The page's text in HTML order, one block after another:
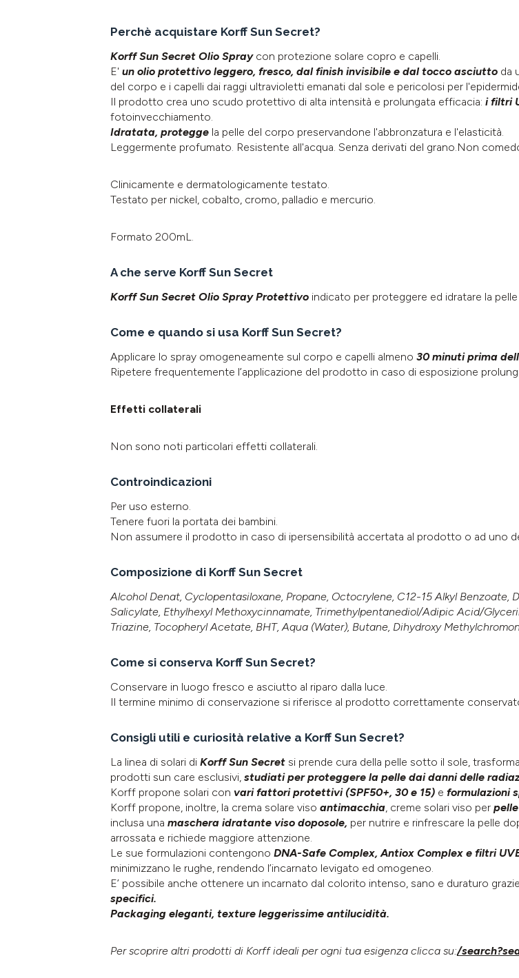
Perchè acquistare Korff Sun Secret?
Korff Sun Secret Olio Spray con protezione solare copro e capelli.
E' un olio protettivo leggero, fresco, dal finish invisibile e dal tocco asciutto da
del corpo e i capelli dai raggi ultravioletti emanati dal sole e pericolosi per
Il prodotto crea uno scudo protettivo di alta intensità e prolungata efficacia: ifiltri
fotoinvecchiamento.
Idratata, protegge la pelle del corpo preservandone l'abbronzatura e l'elasticità.
Leggermente profumato. Resistente all'acqua. Senza derivati del grano.Non
Clinicamente e dermatologicamente testato.
Testato per nickel, cobalto, cromo, palladio e mercurio.
Formato 200mL.
A che serve Korff Sun Secret
Korff Sun Secret Olio Spray Protettivo indicato per proteggere ed idratare la
Come e quando si usa Korff Sun Secret?
Applicare lo spray omogeneamente sul corpo e capelli almeno 30 minuti prima
Ripetere frequentemente l’applicazione del prodotto in caso di esposizione
Effetti collaterali
Non sono noti particolari effetti collaterali.
Controindicazioni
Per uso esterno.
Tenere fuori la portata dei bambini.
Non assumere il prodotto in caso di ipersensibilità accertata al prodotto o ad uno
Composizione di Korff Sun Secret
Alcohol Denat, Cyclopentasiloxane, Propane, Octocrylene, C12-15 Alkyl
Salicylate, Ethylhexyl Methoxycinnamate, Trimethylpentanediol/Adipic Acid/
Triazine, Tocopheryl Acetate, BHT, Aqua (Water), Butane, Dihydroxy
Come si conserva Korff Sun Secret?
Conservare in luogo fresco e asciutto al riparo dalla luce.
Il termine minimo di conservazione si riferisce al prodotto correttamente
Consigli utili e curiosità relative a Korff Sun Secret?
La linea di solari di Korff Sun Secret si prende cura della pelle sotto il sole,
prodotti sun care esclusivi, studiati per proteggere la pelle dai danni delle
Korff propone solari con vari fattori protettivi (SPF50+, 30 e 15) e formulazioni
Korff propone, inoltre, la crema solare viso antimacchia, creme solari viso per
inclusa una maschera idratante viso doposole, per nutrire e rinfrescare la pelle
arrossata e richiede maggiore attenzione.
Le sue formulazioni contengono DNA-Safe Complex, Antiox Complex e filtri
minimizzano le rughe, rendendo l’incarnato levigato ed omogeneo.
E’ possibile anche ottenere un incarnato dal colorito intenso, sano e duraturo
specifici.
Packaging eleganti, texture leggerissime antilucidità.
Per scoprire altri prodotti di Korff ideali per ogni tua esigenza clicca su:/